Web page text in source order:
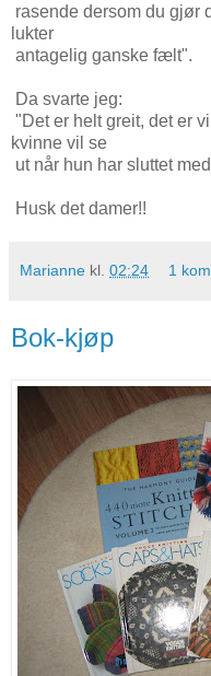
rasende dersom du gjør
lukter
antagelig ganske fælt".
Da svarte jeg:
"Det er helt greit, det er
kvinne vil se
ut når hun har sluttet
Husk det damer!!
Marianne kl. 02:24 1
Bok-kjøp